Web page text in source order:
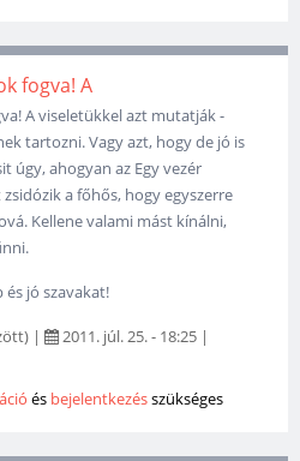
fogva! A
A viseletükkel azt mutatják -
tartozni. Vagy azt, hogy de jó is
úgy, ahogyan az Egy vezér
a főhős, hogy egyszerre
Kellene valami mást kínálni,
és jó szavakat!
| 2011. júl. 25. - 18:25 |
és bejelentkezésszükséges